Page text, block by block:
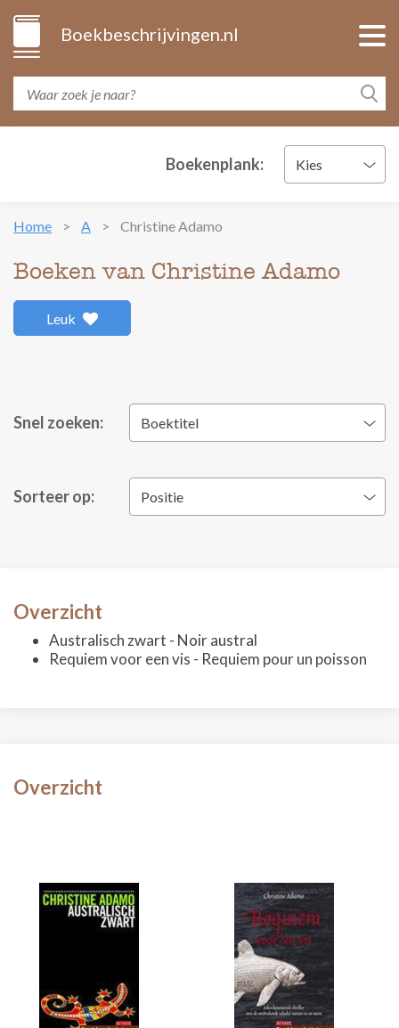
Boekbeschrijvingen.nl
Boekenplank: Kies
Home A Christine Adamo
Boeken van Christine Adamo
Leuk
Snel zoeken: Boektitel
Sorteer op: Positie
Overzicht
Australisch zwart - Noir austral
Requiem voor een vis - Requiem pour un poisson
Overzicht